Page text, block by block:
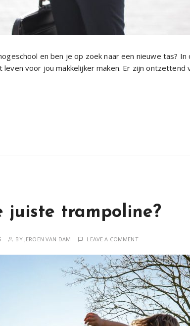
en ben je op zoek naar een nieuwe tas?
leven voor jou makkelijker maken. Er zijn
juiste trampoline?
BY JEROEN VAN DAM LEAVE A COMMENT